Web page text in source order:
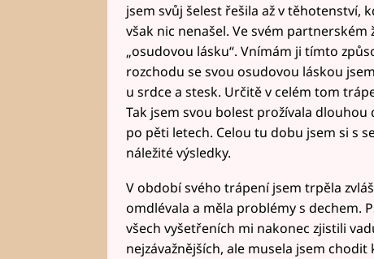
jsem svůj šelest řešila až v těhotenství,
však nic nenašel. Ve svém
„osudovou lásku“. Vnímám ji tímto
rozchodu se svou osudovou láskou
u srdce a stesk. Určitě v celém tom
Tak jsem svou bolest prožívala
po pěti letech. Celou tu dobu jsem si s
náležité výsledky.
V období svého trápení jsem trpěla
omdlévala a měla problémy s dechem.
všech vyšetřeních mi nakonec zjistili
nejzávažnějších, ale musela jsem